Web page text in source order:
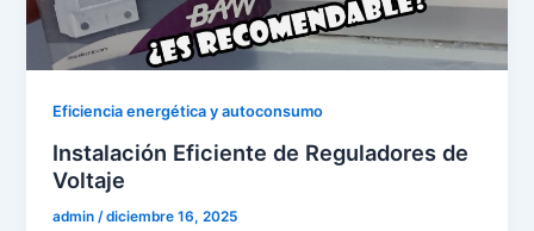
Eficiencia energética y autoconsumo
Instalación Eficiente de Reguladores de
Voltaje
admin/diciembre 16, 2025